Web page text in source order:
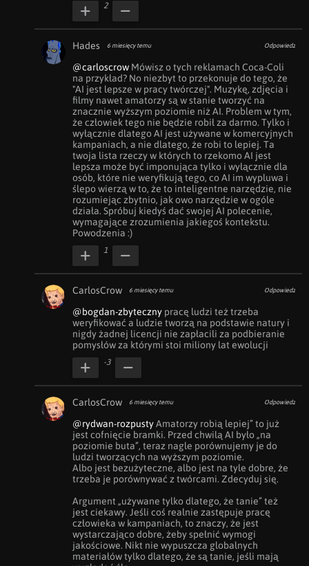
2
Hades 6 miesięcy temu Odpowiedz
@carloscrow Mówisz o tych reklamach Coca-Coli
na przykład? No niezbyt to przekonuje do tego, że
"AI jest lepsze w pracy twórczej". Muzykę, zdjęcia i
filmy nawet amatorzy są w stanie tworzyć na
znacznie wyższym poziomie niż AI. Problem w tym,
że człowiek tego nie będzie robił za darmo. Tylko i
wyłącznie dlatego AI jest używane w komercyjnych
kampaniach, a nie dlatego, że robi to lepiej. Ta
twoja lista rzeczy w których to rzekomo AI jest
lepsza może być imponująca tylko i wyłącznie dla
osób, które nie weryfikują tego, co AI im wypluwa i
ślepo wierzą w to, że to inteligentne narzędzie, nie
rozumiejąc zbytnio, jak owo narzędzie w ogóle
działa. Spróbuj kiedyś dać swojej AI polecenie,
wymagające zrozumienia jakiegoś kontekstu.
Powodzenia :)
1
CarlosCrow 6 miesięcy temu Odpowiedz
@bogdan-zbyteczny pracę ludzi też trzeba
weryfikować a ludzie tworzą na podstawie natury i
nigdy żadnej licencji nie zapłacili za podbieranie
pomysłów za którymi stoi miliony lat ewolucji
-3
CarlosCrow 6 miesięcy temu Odpowiedz
@rydwan-rozpusty Amatorzy robią lepiej” to już
jest cofnięcie bramki. Przed chwilą AI było „na
poziomie buta”, teraz nagle porównujemy je do
ludzi tworzących na wyższym poziomie.
Albo jest bezużyteczne, albo jest na tyle dobre, że
trzeba je porównywać z twórcami. Zdecyduj się.
Argument „używane tylko dlatego, że tanie” też
jest ciekawy. Jeśli coś realnie zastępuje pracę
człowieka w kampaniach, to znaczy, że jest
wystarczająco dobre, żeby spełnić wymogi
jakościowe. Nikt nie wypuszcza globalnych
materiałów tylko dlatego, że są tanie, jeśli mają